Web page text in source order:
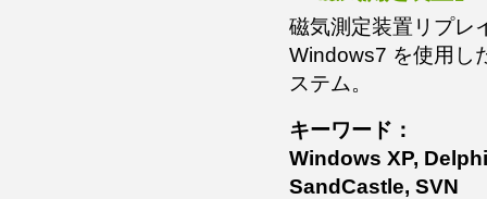
磁気測定装置リプレ
Windows7 を使用し
ステム。
キーワード：
Windows XP,
SandCastle, SVN